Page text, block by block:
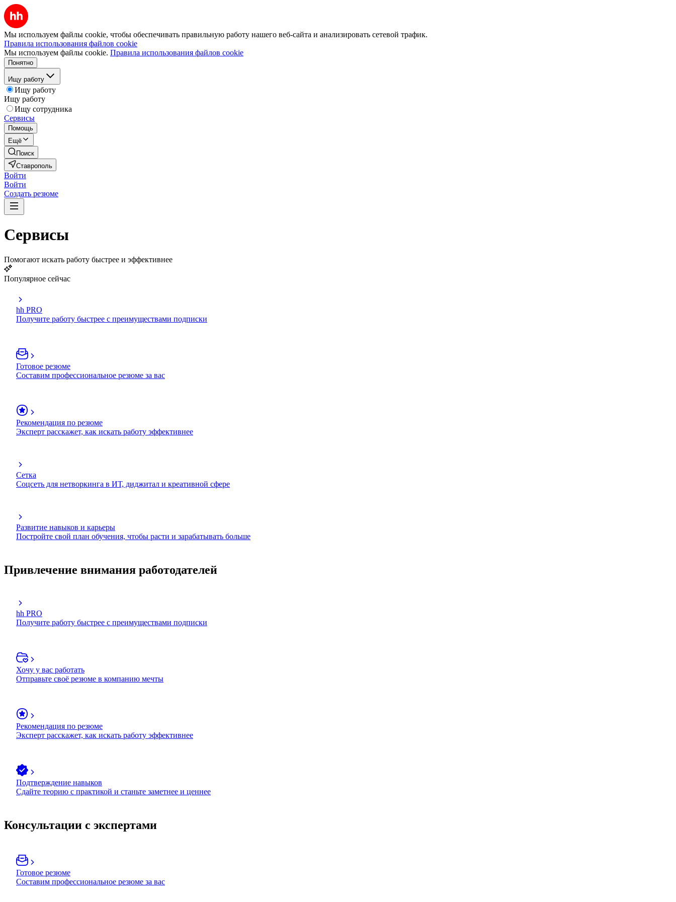
Мы используем файлы cookie, чтобы обеспечивать правильную работу нашего веб-сайта и анализировать сетевой трафик.
Правила использования файлов cookie
Мы используем файлы cookie. Правила использования файлов cookie
Понятно
Ищу работу
Ищу работу
Ищу работу
Ищу сотрудника
Сервисы
Помощь
Ещё
Поиск
Ставрополь
Войти
Войти
Создать резюме
Сервисы
Помогают искать работу быстрее и эффективнее
Популярное сейчас
hh PRO
Получите работу быстрее с преимуществами подписки
Готовое резюме
Составим профессиональное резюме за вас
Рекомендация по резюме
Эксперт расскажет, как искать работу эффективнее
Сетка
Соцсеть для нетворкинга в ИТ, диджитал и креативной сфере
Развитие навыков и карьеры
Постройте свой план обучения, чтобы расти и зарабатывать больше
Привлечение внимания работодателей
hh PRO
Получите работу быстрее с преимуществами подписки
Хочу у вас работать
Отправьте своё резюме в компанию мечты
Рекомендация по резюме
Эксперт расскажет, как искать работу эффективнее
Подтверждение навыков
Сдайте теорию с практикой и станьте заметнее и ценнее
Консультации с экспертами
Готовое резюме
Составим профессиональное резюме за вас